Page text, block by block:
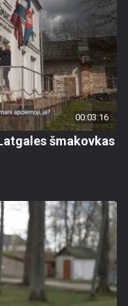
00:03:16
šmakovkas